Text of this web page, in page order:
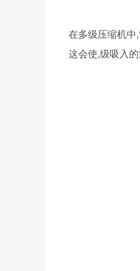
在多级压缩机中
这会使,级吸入